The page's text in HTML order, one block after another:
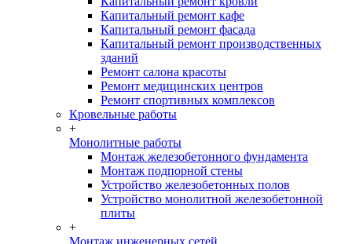
Капитальный ремонт кафе
Капитальный ремонт фасада
Капитальный ремонт производственных
зданий
Ремонт салона красоты
Ремонт медицинских центров
Ремонт спортивных комплексов
Кровельные работы
+
Монолитные работы
Монтаж железобетонного фундамента
Монтаж подпорной стены
Устройство железобетонных полов
Устройство монолитной железобетонной
плиты
+
Монтаж инженерных сетей